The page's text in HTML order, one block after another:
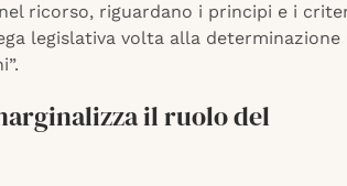
ricorso, riguardano i principi e i
legislativa volta alla determinazione
il ruolo del